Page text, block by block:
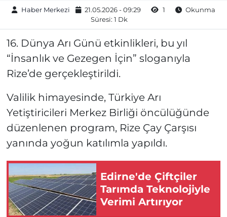
Haber Merkezi 21.05.2026 - 09:29 1
Okunma
Süresi: 1 Dk
16. Dünya Arı Günü etkinlikleri, bu yıl
“İnsanlık ve Gezegen İçin” sloganıyla
Rize’de gerçekleştirildi.
Valilik himayesinde, Türkiye Arı
Yetiştiricileri Merkez Birliği öncülüğünde
düzenlenen program, Rize Çay Çarşısı
yanında yoğun katılımla yapıldı.
Edirne'de Çiftçiler
Tarımda Teknolojiyle
Verimi Artırıyor